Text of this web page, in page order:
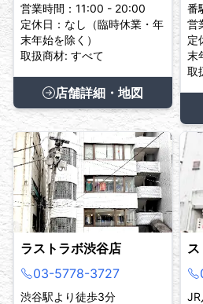
営業時間：11:00 - 20:00
定休日：なし（臨時休業・年
末年始を除く）
取扱商材: すべて
店舗詳細・地図
番
営
定
末
取
ラストラボ渋谷店
03-5778-3727
渋谷駅より徒歩3分
JR